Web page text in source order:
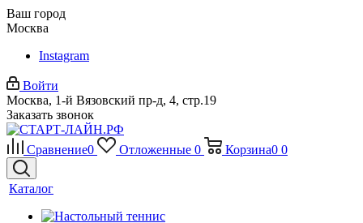
Ваш город
Москва
Instagram
Войти
Москва, 1-й Вязовский пр-д, 4, стр.19
Заказать звонок
Сравнение0 Отложенные 0 Корзина0 0
Каталог